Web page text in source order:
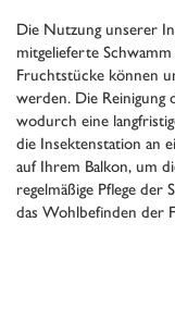
Die Nutzung unserer
mitgelieferte
Fruchtstücke können
werden. Die Reinigung
wodurch eine
die Insektenstation an
auf Ihrem Balkon, um
regelmäßige Pflege
das Wohlbefinden der